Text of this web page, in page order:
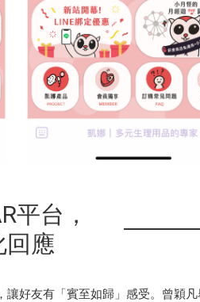
平台，
回應
讓好友有「賓至如歸」感受。曾穎